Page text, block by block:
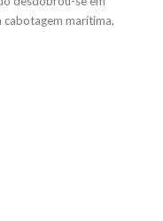
cabotagem marítima,